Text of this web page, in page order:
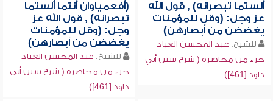
ألستما تبصرانه) , قول الله
عز وجل: (وقل للمؤمنات
يغضضن من أبصارهن)
للشيخ: عبد المحسن العباد
جزء من محاضرة ( شرح سنن أبي
داود [461])
(أفعمياوان أنتما ألستما
تبصرانه) , قول الله عز
وجل: (وقل للمؤمنات
يغضضن من أبصارهن)
للشيخ: عبد المحسن العباد
جزء من محاضرة ( شرح سنن أبي
داود [461])